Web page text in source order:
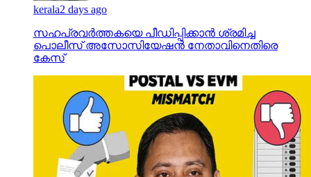
kerala2 days ago
സഹപ്രവര്‍ത്തകയെ പീഡിപ്പിക്കാന്‍ ശ്രമിച്ച
പൊലീസ് അസോസിയേഷന്‍ നേതാവിനെതിരെ
കേസ്